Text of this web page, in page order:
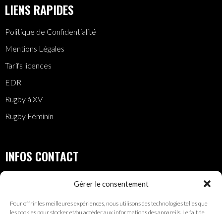
Gérer le consentement
Pour offrir les meilleures expériences, nous utilisons des technologies telles que
les cookies pour stocker et/ou accéder aux informations des appareils. Le fait de
LIENS RAPIDES
Politique de Confidentialité
Mentions Légales
Tarifs licences
EDR
Rugby à XV
Rugby Féminin
INFOS CONTACT